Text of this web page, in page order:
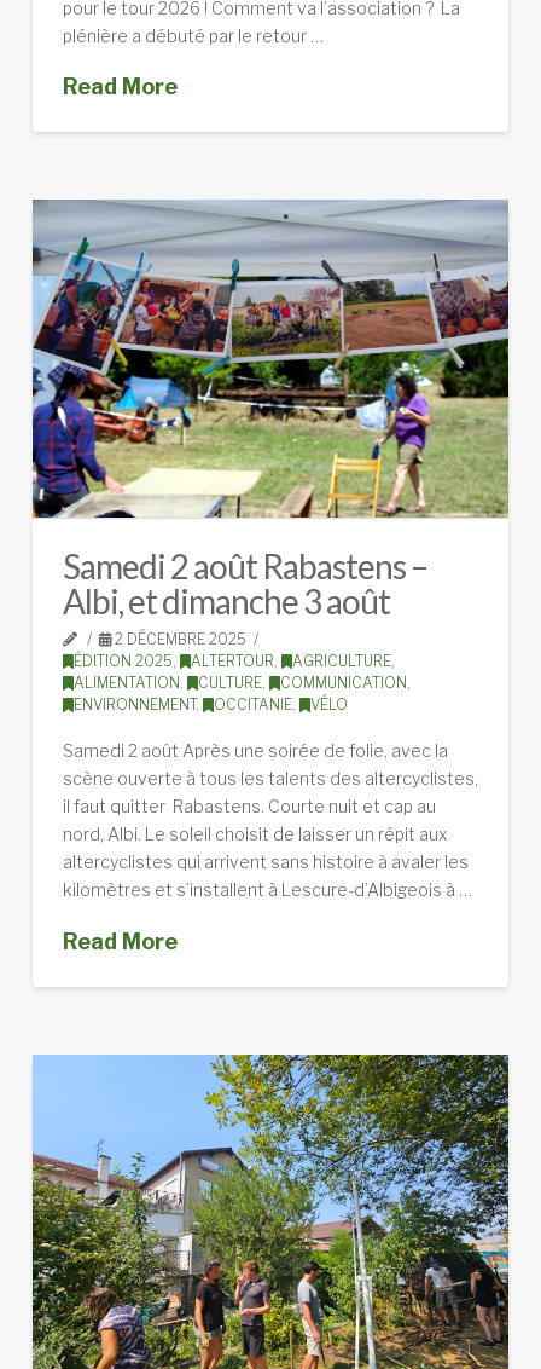
pour le tour 2026 ! Comment va l’association ? La
plénière a débuté par le retour …
Read More
Samedi 2 août Rabastens –
Albi, et dimanche 3 août
2 DÉCEMBRE 2025
ÉDITION 2025
ALTERTOUR AGRICULTURE,
ALIMENTATION
CULTURE, COMMUNICATION
ENVIRONNEMENT, OCCITANIE, VÉLO
Samedi 2 août Après une soirée de folie, avec la
scène ouverte à tous les talents des altercyclistes,
il faut quitter Rabastens. Courte nuit et cap au
nord, Albi. Le soleil choisit de laisser un répit aux
altercyclistes qui arrivent sans histoire à avaler les
kilomètres et s’installent à Lescure-d’Albigeois à …
Read More